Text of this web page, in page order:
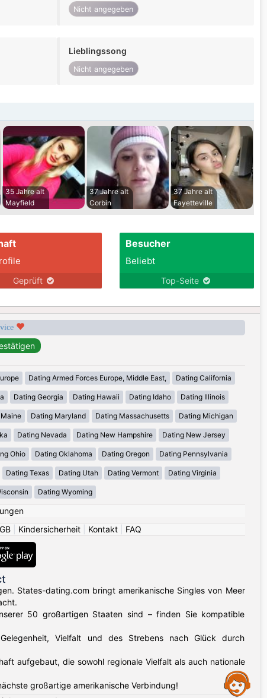
Nicht angegeben
Lieblingssong
Nicht angegeben
35 Jahre alt
Mayfield
37 Jahre alt
Corbin
37 Jahre alt
Fayetteville
Geprüft
Besucher
Beliebt
Top-Seite
Dating Armed Forces Europe, Middle East, Dating California
Dating Georgia Dating Hawaii Dating Idaho Dating Illinois
Dating Maryland Dating Massachusetts Dating Michigan
Dating Nevada Dating New Hampshire Dating New Jersey
Ohio Dating Oklahoma Dating Oregon Dating Pennsylvania
Dating Texas Dating Utah Dating Vermont Dating Virginia
Dating Wyoming
Kindersicherheit Kontakt FAQ
States-dating.com bringt amerikanische Singles von Meer
50 großartigen Staaten sind – finden Sie kompatible
Vielfalt und des Strebens nach Glück durch
aufgebaut, die sowohl regionale Vielfalt als auch nationale
großartige amerikanische Verbindung!